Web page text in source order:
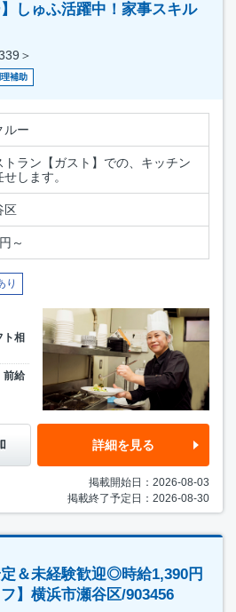
しゅふ活躍中！家事スキル
＞
補助
ルー
トラン【ガスト】での、キッチン
します。
区
～
り
相
前給
詳細を見る
掲載開始日：2026-08-03
掲載終了予定日：2026-08-30
定＆未経験歓迎◎時給1,390円
】横浜市瀬谷区/903456